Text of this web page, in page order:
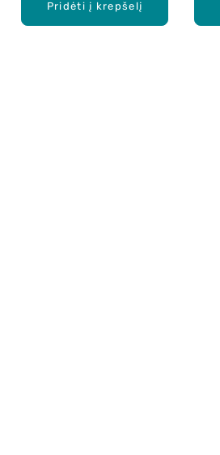
Pridėti į krepšelį